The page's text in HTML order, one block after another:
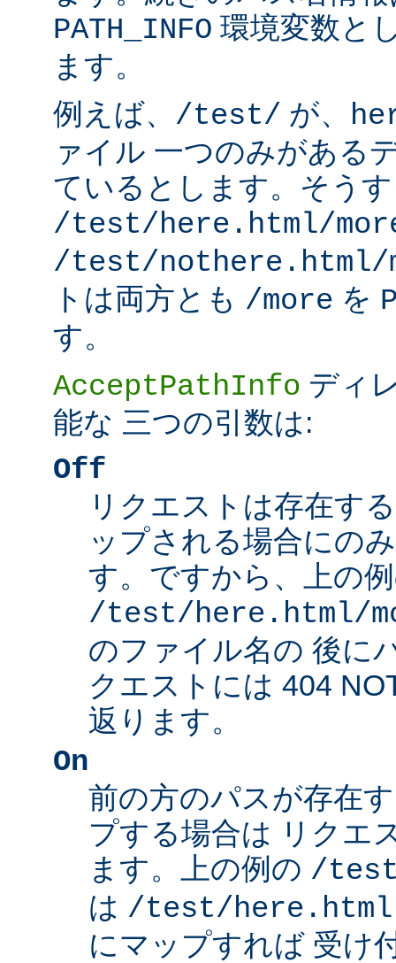
PATH_INFO 環境変数と
ます。
例えば、 /test/ が、
ァイル 一つのみがある
ているとします。そう
/test/here.html/
/test/nothere.html/
トは両方とも /more を
す。
AcceptPathInfo ディ
能な 三つの引数は:
Off
リクエストは存在す
ップされる場合にの
す。ですから、上の
/test/here.html/
のファイル名の 後に
クエストには 404
返ります。
On
前の方のパスが存在
プする場合は リクエ
ます。上の例の /
は /test/here.html
にマップすれば 受け